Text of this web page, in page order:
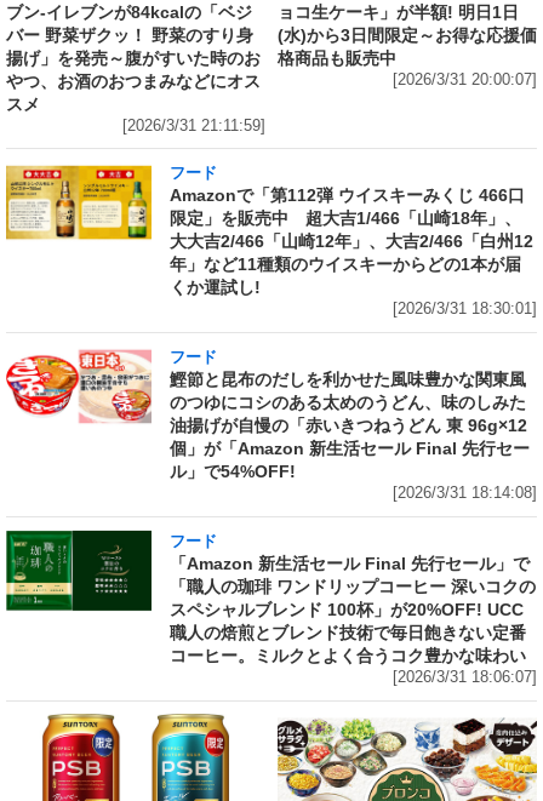
ブン‐イレブンが84kcalの「ベジ
バー 野菜ザクッ！ 野菜のすり身
揚げ」を発売～腹がすいた時のお
やつ、お酒のおつまみなどにオス
スメ
[2026/3/31 21:11:59]
ョコ生ケーキ」が半額! 明日1日
(水)から3日間限定～お得な応援価
格商品も販売中
[2026/3/31 20:00:07]
フード
Amazonで「第112弾 ウイスキーみくじ 466口
限定」を販売中 超大吉1/466「山崎18年」、
大大吉2/466「山崎12年」、大吉2/466「白州12
年」など11種類のウイスキーからどの1本が届
くか運試し!
[2026/3/31 18:30:01]
フード
鰹節と昆布のだしを利かせた風味豊かな関東風
のつゆにコシのある太めのうどん、味のしみた
油揚げが自慢の「赤いきつねうどん 東 96g×12
個」が「Amazon 新生活セール Final 先行セー
ル」で54%OFF!
[2026/3/31 18:14:08]
フード
「Amazon 新生活セール Final 先行セール」で
「職人の珈琲 ワンドリップコーヒー 深いコクの
スペシャルブレンド 100杯」が20%OFF! UCC
職人の焙煎とブレンド技術で毎日飽きない定番
コーヒー。ミルクとよく合うコク豊かな味わい
[2026/3/31 18:06:07]